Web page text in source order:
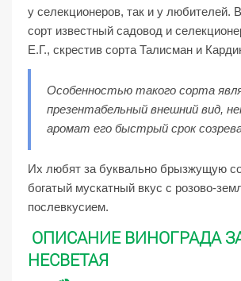
у селекционеров, так и у любителей.
сорт известный садовод и
Е.Г., скрестив сорта Талисман и
Особенностью такого сорта
презентабельный внешний вид,
аромат его быстрый срок
Их любят за буквально брызжущую
богатый мускатный вкус с розово-
послевкусием.
ОПИСАНИЕ ВИНОГРАДА
НЕСВЕТАЯ